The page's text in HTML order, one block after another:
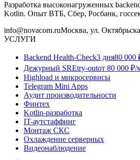
Разработка высоконагруженных
Kotlin. Опыт ВТБ, Сбер, Росбанк,
info@novacom.ruМосква, ул.
УСЛУГИ
Backend Health-Check3 дня80 000
Дежурный SREtry-outот 80 000 ₽/
Highload и микросервисы
Telegram Mini Apps
Аудит производительности
Финтех
Kotlin-разработка
IT-аутстаффинг
Монтаж СКС
Охлаждение серверных
Видеонаблюдение